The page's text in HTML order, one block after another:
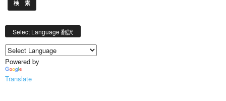
Select Language 翻訳
Powered by
Translate